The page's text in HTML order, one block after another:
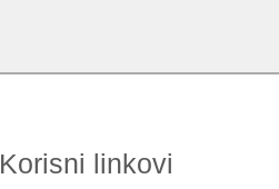
Korisni linkovi